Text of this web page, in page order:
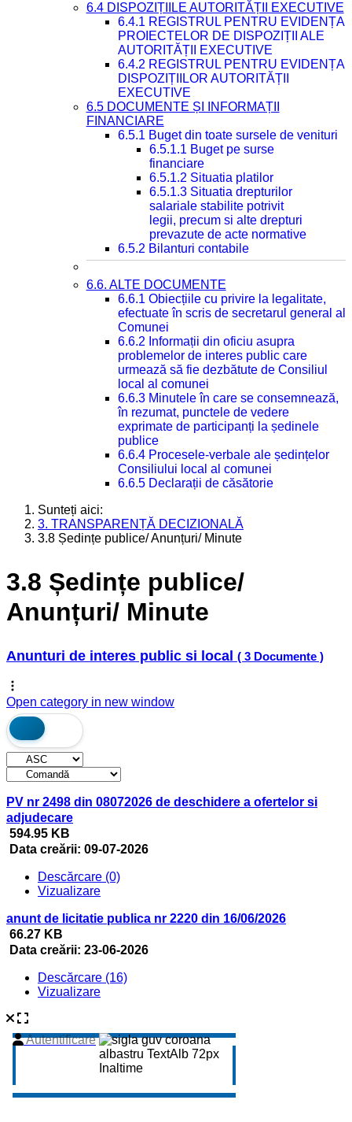
6.4 DISPOZIȚIILE AUTORITĂȚII EXECUTIVE
6.4.1 REGISTRUL PENTRU EVIDENȚA
PROIECTELOR DE DISPOZIȚII ALE
AUTORITĂȚII EXECUTIVE
6.4.2 REGISTRUL PENTRU EVIDENȚA
DISPOZIȚIILOR AUTORITĂȚII
EXECUTIVE
6.5 DOCUMENTE ȘI INFORMAȚII
FINANCIARE
6.5.1 Buget din toate sursele de venituri
6.5.1.1 Buget pe surse
financiare
6.5.1.2 Situatia platilor
6.5.1.3 Situatia drepturilor
salariale stabilite potrivit
legii, precum si alte drepturi
prevazute de acte normative
6.5.2 Bilanturi contabile
6.6. ALTE DOCUMENTE
6.6.1 Obiecțiile cu privire la legalitate,
efectuate în scris de secretarul general al
Comunei
6.6.2 Informații din oficiu asupra
problemelor de interes public care
urmează să fie dezbătute de Consiliul
local al comunei
6.6.3 Minutele în care se consemnează,
în rezumat, punctele de vedere
exprimate de participanți la ședinele
publice
6.6.4 Procesele-verbale ale ședințelor
Consiliului local al comunei
6.6.5 Declarații de căsătorie
Sunteți aici:
3. TRANSPARENȚĂ DECIZIONALĂ
3.8 Ședințe publice/ Anunțuri/ Minute
3.8 Ședințe publice/
Anunțuri/ Minute
Anunturi de interes public si local ( 3 Documente )
Open category in new window
PV nr 2498 din 08072026 de deschidere a ofertelor si
adjudecare
594.95 KB
Data creării: 09-07-2026
Descărcare (0)
Vizualizare
anunt de licitatie publica nr 2220 din 16/06/2026
66.27 KB
Data creării: 23-06-2026
Descărcare (16)
Vizualizare